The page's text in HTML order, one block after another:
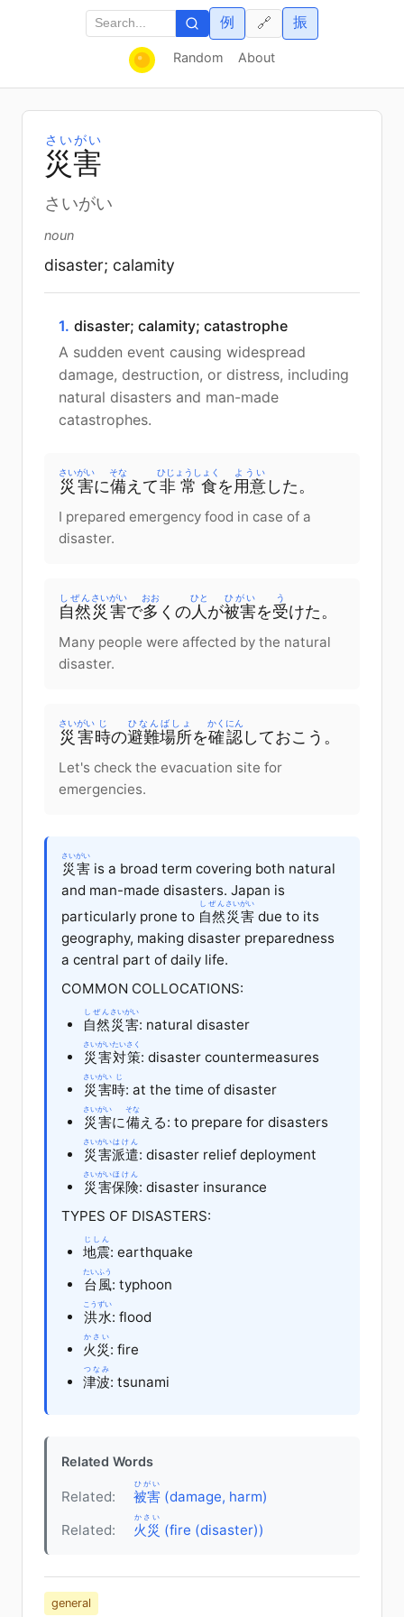
Random About
例 振
🔗
災害
さいがい
さいがい
noun
disaster; calamity
1. disaster; calamity; catastrophe
A sudden event causing widespread
damage, destruction, or distress, including
natural disasters and man-made
catastrophes.
災害
さいがい
に備
そな
えて非常食
ひじょうしょく
を 用意
ようい
した。
I prepared emergency food in case of a
disaster.
自然
しぜん
災害
さいがい
で多
おお
くの 人
ひと
が被害
ひがい
を受
う
けた。
Many people were affected by the natural
disaster.
災害
さいがい
時
じ
の避難
ひなん
場所
ばしょ
を確認
かくにん
しておこう。
Let's check the evacuation site for
emergencies.
災害
さいがい
is a broad term covering both natural
and man-made disasters. Japan is
particularly prone to 自然
しぜん
災害
さいがい
due to its
geography, making disaster preparedness
a central part of daily life.
COMMON COLLOCATIONS:
自然
しぜん
災害
さいがい
: natural disaster
災害
さいがい
対策
たいさく
: disaster countermeasures
災害
さいがい
時
じ
: at the time of disaster
災害
さいがい
に備
そな
える: to prepare for disasters
災害
さいがい
派遣
はけん
: disaster relief deployment
災害
さいがい
保険
ほけん
: disaster insurance
TYPES OF DISASTERS:
地震
じしん
: earthquake
台風
たいふう
: typhoon
洪水
こうずい
: flood
火災
かさい
: fire
津波
つなみ
: tsunami
Related Words
Related: 被害
ひがい
(damage, harm)
Related:
火災
かさい
(fire (disaster))
general